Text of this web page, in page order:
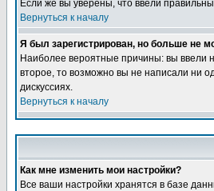
Если же вы уверены, что ввели
Вернуться к началу
Я был зарегистрирован, но больше не
Наиболее вероятные причины: вы ввели
второе, то возможно вы не написали ни
дискуссиях.
Вернуться к началу
Как мне изменить мои настройки?
Все ваши настройки хранятся в базе